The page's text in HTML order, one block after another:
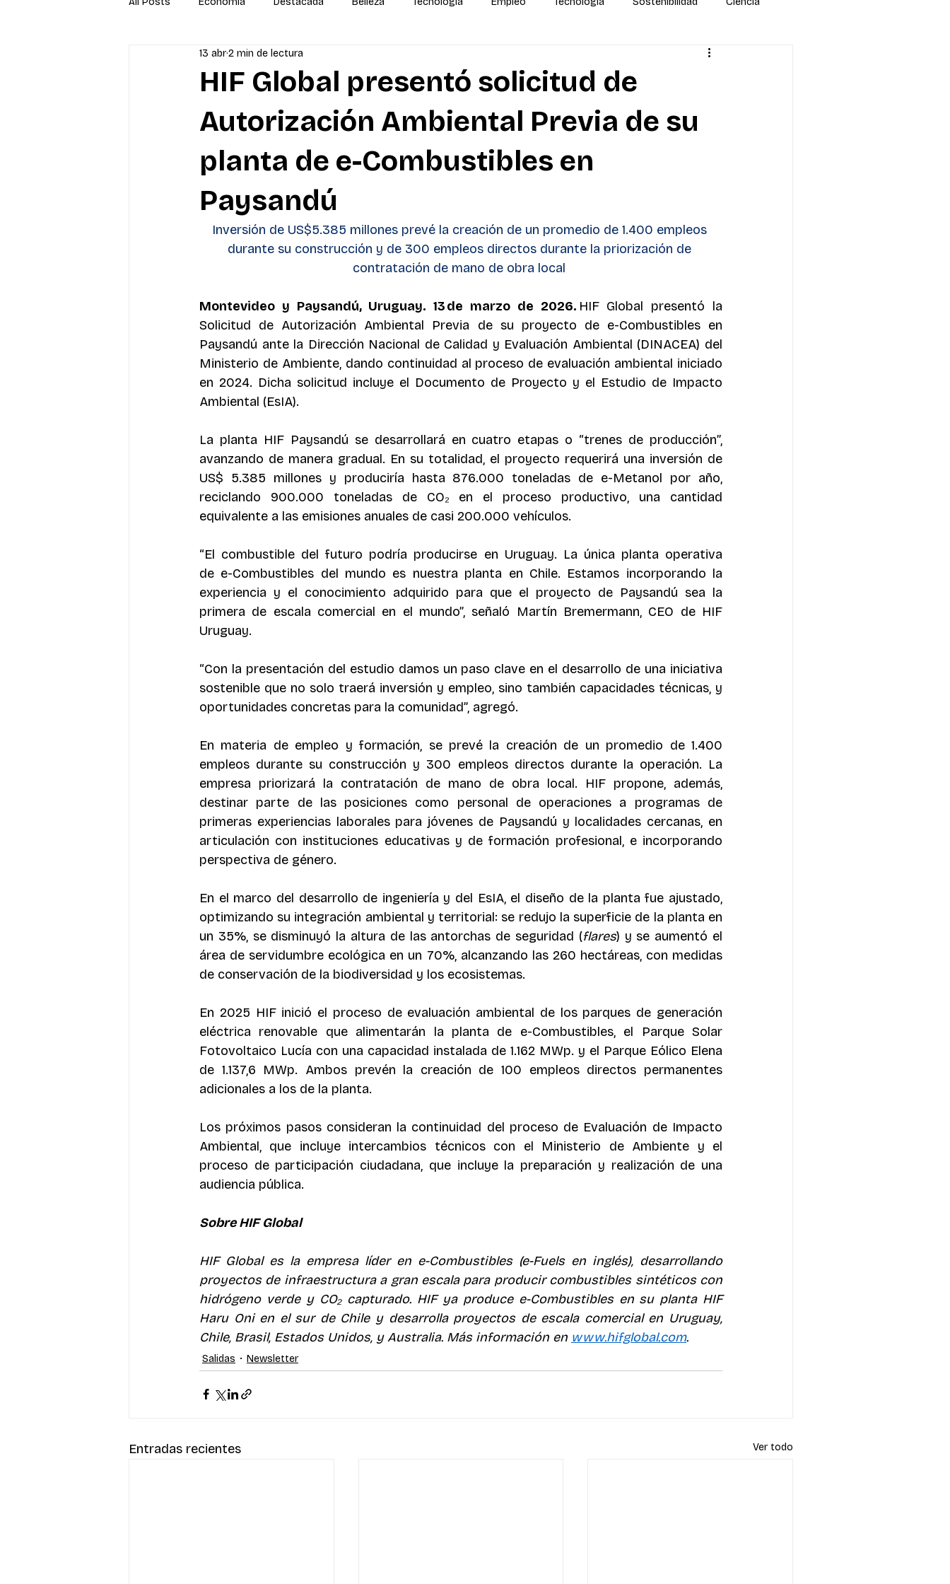
Newsletter Economía
HIF Global presentó solicitud de
Autorización Ambiental Previa de su
planta de e-Combustibles en
Paysandú
13 abr2 min de lectura
Inversión de US$5.385 millones prevé la creación de un promedio de 1.400 empleos
durante su construcción y de 300 empleos directos durante la priorización de
contratación de mano de obra local
Montevideo y Paysandú, Uruguay. 13 de marzo de 2026. HIF Global presentó la
Solicitud de Autorización Ambiental Previa de su proyecto de e-Combustibles en
Paysandú ante la Dirección Nacional de Calidad y Evaluación Ambiental (DINACEA) del
Ministerio de Ambiente, dando continuidad al proceso de evaluación ambiental iniciado
en 2024. Dicha solicitud incluye el Documento de Proyecto y el Estudio de Impacto
Ambiental (EsIA).
La planta HIF Paysandú se desarrollará en cuatro etapas o “trenes de producción”,
avanzando de manera gradual. En su totalidad, el proyecto requerirá una inversión de
US$ 5.385 millones y produciría hasta 876.000 toneladas de e-Metanol por año,
reciclando 900.000 toneladas de CO₂ en el proceso productivo, una cantidad
equivalente a las emisiones anuales de casi 200.000 vehículos.
“El combustible del futuro podría producirse en Uruguay. La única planta operativa
de e-Combustibles del mundo es nuestra planta en Chile. Estamos incorporando la
experiencia y el conocimiento adquirido para que el proyecto de Paysandú sea la
primera de escala comercial en el mundo”, señaló Martín Bremermann, CEO de HIF
Uruguay.
“Con la presentación del estudio damos un paso clave en el desarrollo de una iniciativa
sostenible que no solo traerá inversión y empleo, sino también capacidades técnicas, y
oportunidades concretas para la comunidad”, agregó.
En materia de empleo y formación, se prevé la creación de un promedio de 1.400
empleos durante su construcción y 300 empleos directos durante la operación. La
empresa priorizará la contratación de mano de obra local. HIF propone, además,
destinar parte de las posiciones como personal de operaciones a programas de
primeras experiencias laborales para jóvenes de Paysandú y localidades cercanas, en
articulación con instituciones educativas y de formación profesional, e incorporando
perspectiva de género.
En el marco del desarrollo de ingeniería y del EsIA, el diseño de la planta fue ajustado,
optimizando su integración ambiental y territorial: se redujo la superficie de la planta en
un 35%, se disminuyó la altura de las antorchas de seguridad (flares) y se aumentó el
área de servidumbre ecológica en un 70%, alcanzando las 260 hectáreas, con medidas
de conservación de la biodiversidad y los ecosistemas.
En 2025 HIF inició el proceso de evaluación ambiental de los parques de generación
eléctrica renovable que alimentarán la planta de e-Combustibles, el Parque Solar
Fotovoltaico Lucía con una capacidad instalada de 1.162 MWp. y el Parque Eólico Elena
de 1.137,6 MWp. Ambos prevén la creación de 100 empleos directos permanentes
adicionales a los de la planta.
Los próximos pasos consideran la continuidad del proceso de Evaluación de Impacto
Ambiental, que incluye intercambios técnicos con el Ministerio de Ambiente y el
proceso de participación ciudadana, que incluye la preparación y realización de una
audiencia pública.
Sobre HIF Global
HIF Global es la empresa líder en e-Combustibles (e-Fuels en inglés), desarrollando
proyectos de infraestructura a gran escala para producir combustibles sintéticos con
hidrógeno verde y CO₂ capturado. HIF ya produce e-Combustibles en su planta HIF
Haru Oni en el sur de Chile y desarrolla proyectos de escala comercial en Uruguay,
Chile, Brasil, Estados Unidos, y Australia. Más información en www.hifglobal.com.
Salidas Newsletter
Entradas recientes Ver todo